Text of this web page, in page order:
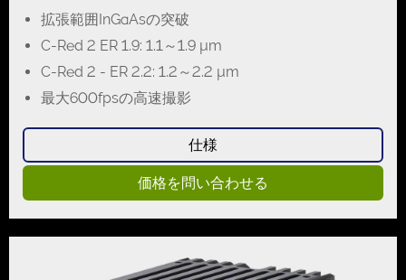
拡張範囲InGaAsの突破
C-Red 2 ER 1.9: 1.1～1.9 µm
C-Red 2 - ER 2.2: 1.2～2.2 µm
最大600fpsの高速撮影
仕様
価格を問い合わせる